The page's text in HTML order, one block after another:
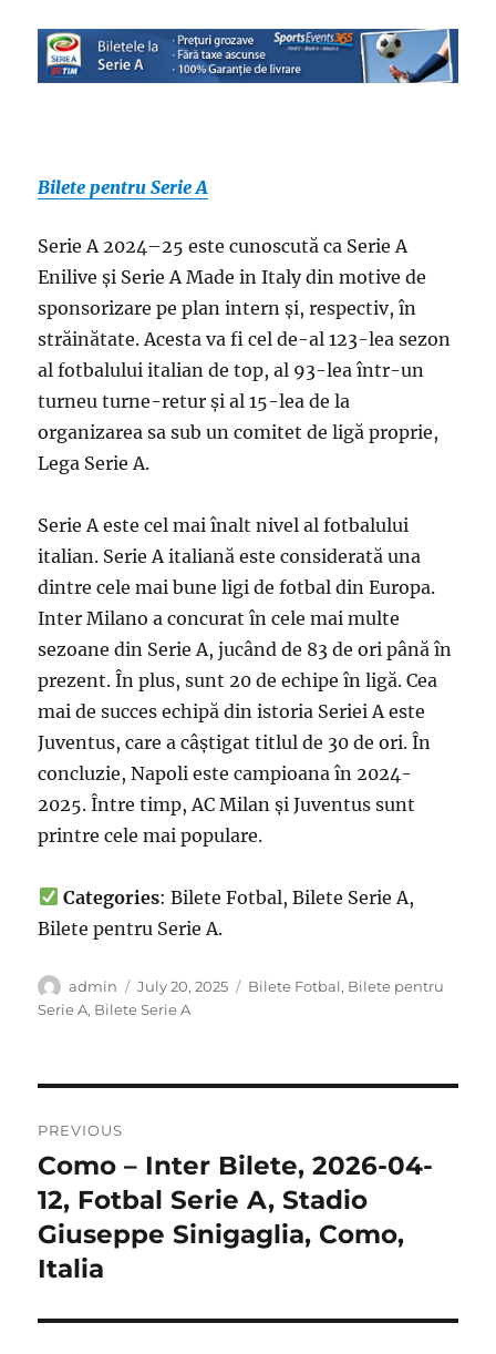
Bilete pentru Serie A
Serie A 2024–25 este cunoscută ca Serie A
Enilive și Serie A Made in Italy din motive de
sponsorizare pe plan intern și, respectiv, în
străinătate. Acesta va fi cel de-al 123-lea sezon
al fotbalului italian de top, al 93-lea într-un
turneu turne-retur și al 15-lea de la
organizarea sa sub un comitet de ligă proprie,
Lega Serie A.
Serie A este cel mai înalt nivel al fotbalului
italian. Serie A italiană este considerată una
dintre cele mai bune ligi de fotbal din Europa.
Inter Milano a concurat în cele mai multe
sezoane din Serie A, jucând de 83 de ori până în
prezent. În plus, sunt 20 de echipe în ligă. Cea
mai de succes echipă din istoria Seriei A este
Juventus, care a câștigat titlul de 30 de ori. În
concluzie, Napoli este campioana în 2024-
2025. Între timp, AC Milan și Juventus sunt
printre cele mai populare.
Categories: Bilete Fotbal, Bilete Serie A,
Bilete pentru Serie A.
Author
admin
Posted
on
July 20, 2025 Categories
Bilete Fotbal, Bilete pentru
Serie A, Bilete Serie A
navigation
PREVIOUS
Previous
post:
Como – Inter Bilete, 2026-04-
12, Fotbal Serie A, Stadio
Giuseppe Sinigaglia, Como,
Italia